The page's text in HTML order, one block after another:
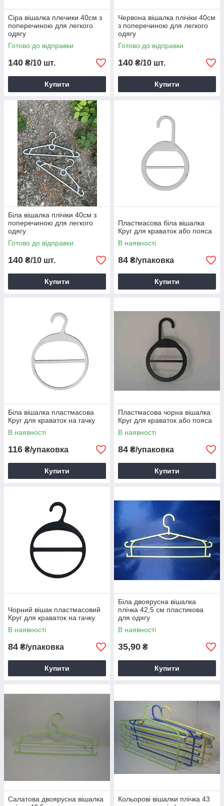
Сіра вішалка плечики 40см з
поперечиною для легкого
одягу
Готово до відправки
140 ₴/10 шт.
Купити
Червона вішалка плічіки 40см
з поперечиною для легкого
одягу
Готово до відправки
140 ₴/10 шт.
Купити
Біла вішалка плічіки 40см з
поперечиною для легкого
одягу
Готово до відправки
140 ₴/10 шт.
Купити
Пластмасова біла вішалка
Круг для краваток або пояса
В наявності
84 ₴/упаковка
Купити
Біла вішалка пластмасова
Круг для краваток на гачку
В наявності
116 ₴/упаковка
Купити
Пластмасова чорна вішалка
Круг для краваток або пояса
В наявності
84 ₴/упаковка
Купити
Чорний вішак пластмасовий
Круг для краваток на гачку
В наявності
84 ₴/упаковка
Купити
Біла двоярусна вішалка
плічка 42,5 см пластикова
для одягу
В наявності
35,90 ₴
Купити
Салатова двоярусна вішалка
Кольорові вішалки плічка 43